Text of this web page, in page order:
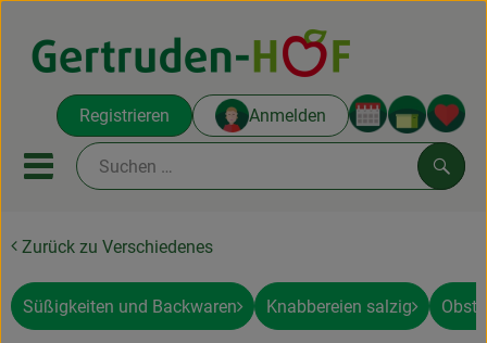
Registrieren Anmelden
Mobiles Menu öffnen oder
Ökokisten
Koch-Kisten
Zurück zu Verschiedenes
Süßigkeiten und Backwaren Knabbereien salzig